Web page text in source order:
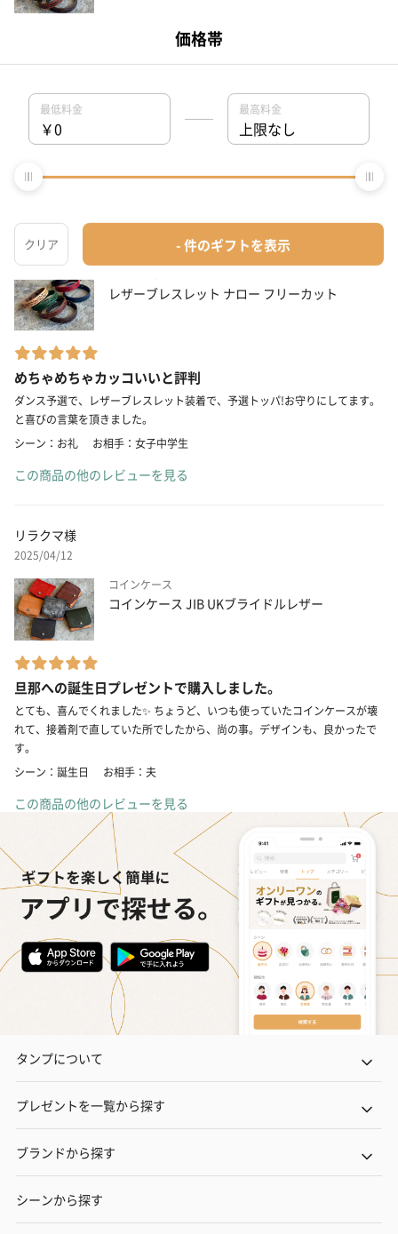
気に入ってもらえました✨️
ブラックを買いましたが相手がデザイン気に入り色も気に入ってくれて喜ん
でました。ブラック私も欲しいので早く入荷して欲しいです(^^)
シーン：誕生日
シン様
2025/04/24
レザーブレスレット ナロー フリーカット
めちゃめちゃカッコいいと評判
ダンス予選で、レザーブレスレット装着で、予選トッパ!お守りにしてます。
と喜びの言葉を頂きました。
シーン：お礼
お相手：女子中学生
この商品の他のレビューを見る
リラクマ様
2025/04/12
コインケース
コインケース JIB UKブライドルレザー
旦那への誕生日プレゼントで購入しました。
とても、喜んでくれました✨ ちょうど、いつも使っていたコインケースが壊
れて、接着剤で直していた所でしたから、尚の事。デザインも、良かったで
す。
シーン：誕生日
お相手：夫
この商品の他のレビューを見る
タンプについて
プレゼントを一覧から探す
ブランドから探す
シーンから探す